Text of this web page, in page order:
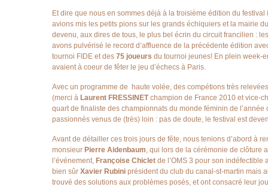
Et dire que nous en sommes déjà à la troisième édition du
avions mis les petits pions sur les grands échiquiers et la mairie
devenu, aux dires de tous, le plus bel écrin du circuit francilien :
avons pulvérisé le record d’affluence de la précédente édition
tournoi FIDE et des 75 joueurs du tournoi jeunes! En plein week-
avaient à coeur de fêter le jeu d’échecs à Paris.
Avec un programme de haute volée, des compétions très
(merci à Laurent FRESSINETchampion de France 2010 et vice-
quart de finaliste des championnats du monde féminin de
passionnés venus de (très) loin : pas de doute, le festival est
Avant de détailler ces trois jours de fête, nous tenions d’abord à
monsieur Pierre Aidenbaum, qui lors de la cérémonie de clôture
l’événement, Françoise Chiclet de l’OMS 3 pour son indéfectible
bien sûr Xavier Rubini président du club du canal-st-martin mais
trouvé des solutions aux problèmes posés, et ont consacré leur